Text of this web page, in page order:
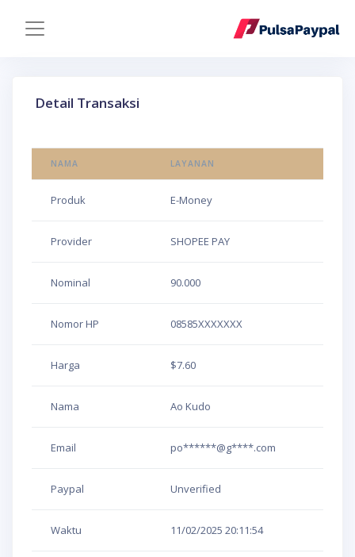
Detail Transaksi
NAMA LAYANAN
Produk E-Money
Provider SHOPEE PAY
Nominal 90.000
Nomor HP 08585XXXXXXX
Harga $7.60
Nama Ao Kudo
Email po******@g****.com
Paypal Unverified
Waktu 11/02/2025 20:11:54